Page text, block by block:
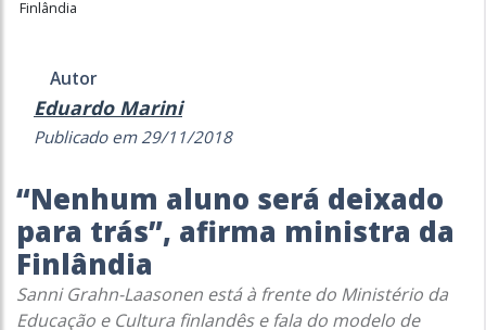
Finlândia
Autor
Eduardo Marini
Publicado em 29/11/2018
“Nenhum aluno será deixado
para trás”, afirma ministra da
Finlândia
Sanni Grahn-Laasonen está à frente do Ministério da
Educação e Cultura finlandês e fala do modelo de